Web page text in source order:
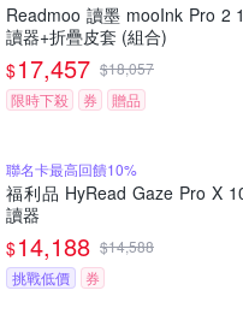
Readmoo 讀墨 mooInk Pro 2
讀器+折疊皮套 (組合)
$17,457 $18,057
限時下殺
券 贈品
聯名卡最高回饋10%
福利品 HyRead Gaze Pro X
讀器
$14,188 $14,588
挑戰低價
券